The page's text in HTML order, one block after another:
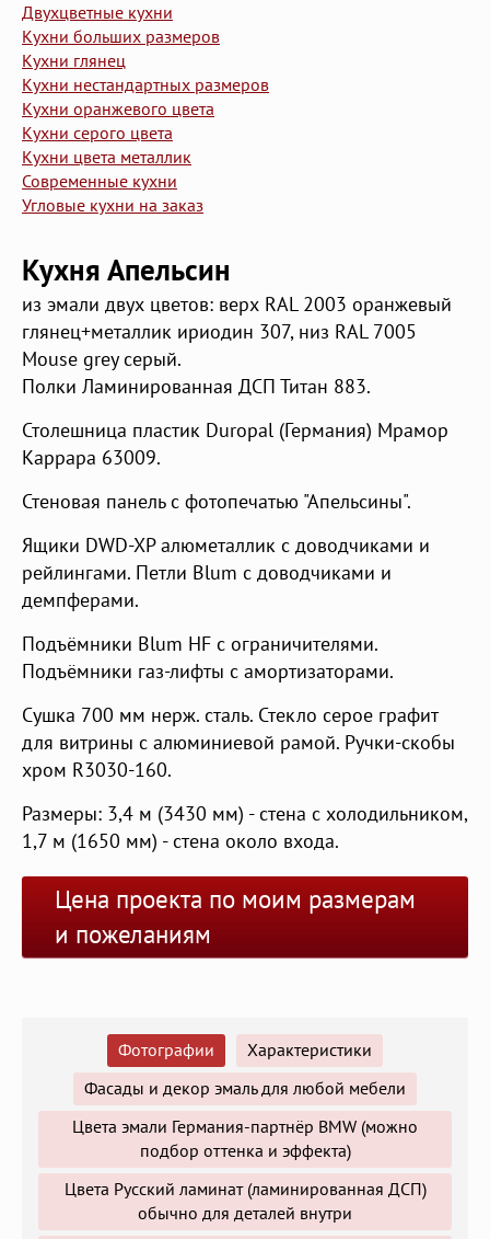
Двухцветные кухни
Кухни больших размеров
Кухни глянец
Кухни нестандартных размеров
Кухни оранжевого цвета
Кухни серого цвета
Кухни цвета металлик
Современные кухни
Угловые кухни на заказ
Кухня Апельсин
из эмали двух цветов: верх RAL 2003 оранжевый
глянец+металлик ириодин 307, низ RAL 7005
Mouse grey серый.
Полки Ламинированная ДСП Титан 883.
Столешница пластик Duropal (Германия) Мрамор
Каррара 63009.
Стеновая панель с фотопечатью "Апельсины".
Ящики DWD-XP алюметаллик с доводчиками и
рейлингами. Петли Blum с доводчиками и
демпферами.
Подъёмники Blum HF с ограничителями.
Подъёмники газ-лифты с амортизаторами.
Сушка 700 мм нерж. сталь. Стекло серое графит
для витрины с алюминиевой рамой. Ручки-скобы
хром R3030-160.
Размеры: 3,4 м (3430 мм) - стена с холодильником,
1,7 м (1650 мм) - стена около входа.
Цена проекта по моим размерам
и пожеланиям
Фотографии
Характеристики
Фасады и декор эмаль для любой мебели
Цвета эмали Германия-партнёр BMW (можно
подбор оттенка и эффекта)
Цвета Русский ламинат (ламинированная ДСП)
обычно для деталей внутри